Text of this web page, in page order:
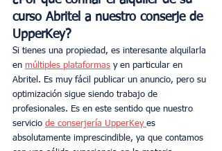
curso Abritel a nuestro conserje de
UpperKey?
Si tienes una propiedad, es interesante alquilarla
en múltiples plataformas y en particular en
Abritel. Es muy fácil publicar un anuncio, pero su
optimización sigue siendo trabajo de
profesionales. Es en este sentido que nuestro
servicio de conserjería UpperKey es
absolutamente imprescindible, ya que contamos